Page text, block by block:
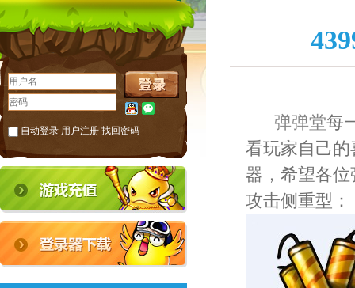
自动登录 用户注册 找回密码 弹弹堂每
看玩家自己
器，希望各
攻击侧重型：